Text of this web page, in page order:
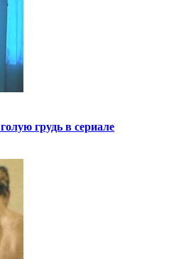
грудь в сериале